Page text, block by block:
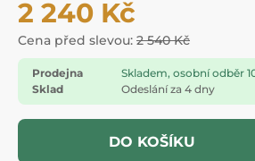
2 240 Kč
Cena před slevou: 2 540 Kč
Prodejna
Skladem, osobní odběr
Sklad
Odeslání za 4 dny
DO KOŠÍKU